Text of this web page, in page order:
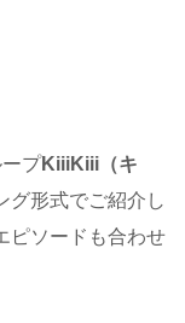
プKiiiKiii（キ
グ形式でご紹介し
ピソードも合わせ